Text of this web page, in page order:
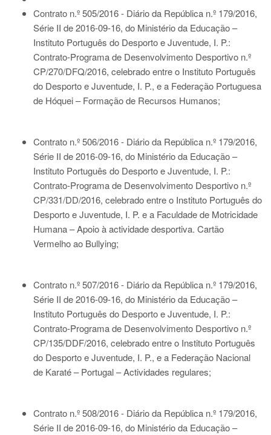
Contrato n.º 505/2016 - Diário da República n.º 179/2016,
Série II de 2016-09-16, do Ministério da Educação –
Instituto Português do Desporto e Juventude, I. P.:
Contrato-Programa de Desenvolvimento Desportivo n.º
CP/270/DFQ/2016, celebrado entre o Instituto Português
do Desporto e Juventude, I. P., e a Federação Portuguesa
de Hóquei – Formação de Recursos Humanos;
Contrato n.º 506/2016 - Diário da República n.º 179/2016,
Série II de 2016-09-16, do Ministério da Educação –
Instituto Português do Desporto e Juventude, I. P.:
Contrato-Programa de Desenvolvimento Desportivo n.º
CP/331/DD/2016, celebrado entre o Instituto Português do
Desporto e Juventude, I. P. e a Faculdade de Motricidade
Humana – Apoio à actividade desportiva. Cartão
Vermelho ao Bullying;
Contrato n.º 507/2016 - Diário da República n.º 179/2016,
Série II de 2016-09-16, do Ministério da Educação –
Instituto Português do Desporto e Juventude, I. P.:
Contrato-Programa de Desenvolvimento Desportivo n.º
CP/135/DDF/2016, celebrado entre o Instituto Português
do Desporto e Juventude, I. P., e a Federação Nacional
de Karaté – Portugal – Actividades regulares;
Contrato n.º 508/2016 - Diário da República n.º 179/2016,
Série II de 2016-09-16, do Ministério da Educação –